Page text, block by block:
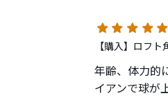
【購入】ロフ
年齢、体力的
イアンで球が